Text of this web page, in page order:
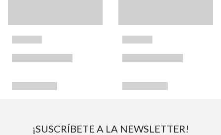
¡SUSCRÍBETE A LA NEWSLETTER!